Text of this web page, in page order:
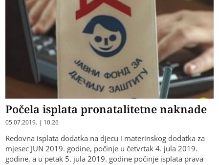
Počela isplata pronatalitetne naknade
05.07.2019. | 10:26
Redovna isplata dodatka na djecu i materinskog dodatka za
mjesec JUN 2019. godine, počinje u četvrtak 4. jula 2019.
godine, a u petak 5. jula 2019. godine počinje isplata prava